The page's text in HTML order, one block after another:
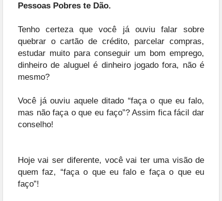
Pessoas Pobres te Dão.
Tenho certeza que você já ouviu falar sobre
quebrar o cartão de crédito, parcelar compras,
estudar muito para conseguir um bom emprego,
dinheiro de aluguel é dinheiro jogado fora, não é
mesmo?
Você já ouviu aquele ditado “faça o que eu falo,
mas não faça o que eu faço”? Assim fica fácil dar
conselho!
Hoje vai ser diferente, você vai ter uma visão de
quem faz, “faça o que eu falo e faça o que eu
faço”!